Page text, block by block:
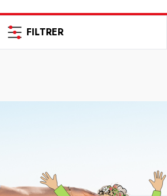
FILTRER